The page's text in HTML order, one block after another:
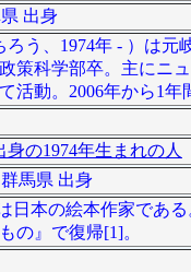
出身
う、1974年 - ）は
策科学部卒。主にニ
活動。2006年から1
身の1974年生まれの人
馬県 出身
日本の絵本作家であ
の』で復帰[1]。